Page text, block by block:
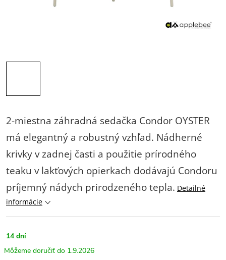
2-miestna záhradná sedačka Condor OYSTER
má elegantný a robustný vzhľad. Nádherné
krivky v zadnej časti a použitie prírodného
teaku v lakťových opierkach dodávajú Condoru
príjemný nádych prirodzeného tepla. Detailné
informácie
14 dní
1.9.2026